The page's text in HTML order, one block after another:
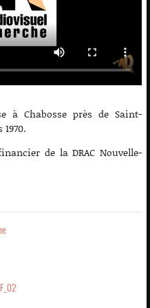
à Chabosse près de Saint-
de la DRAC Nouvelle-